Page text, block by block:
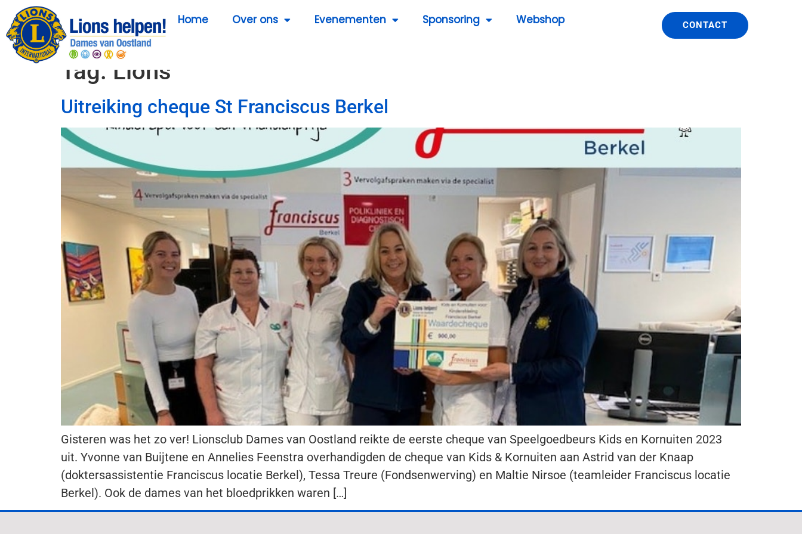
Home Over ons Evenementen Sponsoring Webshop CONTACT
Tag: Lions
Uitreiking cheque St Franciscus Berkel
Gisteren was het zo ver! Lionsclub Dames van Oostland reikte de eerste cheque van Speelgoedbeurs Kids en Kornuiten 2023
uit. Yvonne van Buijtene en Annelies Feenstra overhandigden de cheque van Kids & Kornuiten aan Astrid van der Knaap
(doktersassistentie Franciscus locatie Berkel), Tessa Treure (Fondsenwerving) en Maltie Nirsoe (teamleider Franciscus locatie
Berkel). Ook de dames van het bloedprikken waren […]